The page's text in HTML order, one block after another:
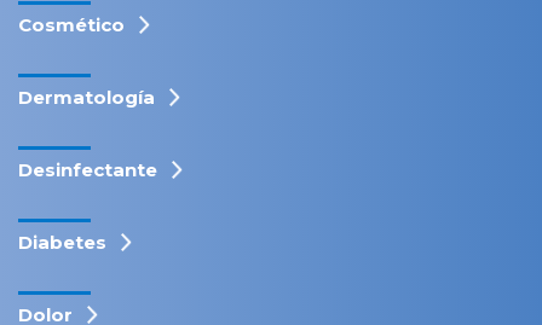
Cosmético
Dermatología
Desinfectante
Diabetes
Dolor